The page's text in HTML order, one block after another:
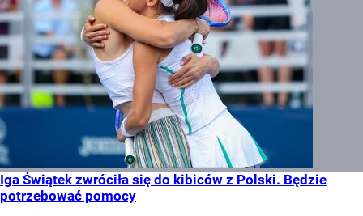
Iga Świątek zwróciła się do kibiców z Polski. Będzie
potrzebować pomocy